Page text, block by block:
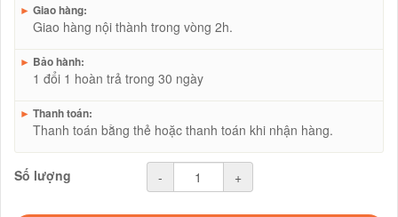
► Giao hàng:
Giao hàng nội thành trong vòng 2h.
► Bảo hành:
1 đổi 1 hoàn trả trong 30 ngày
► Thanh toán:
Thanh toán bằng thẻ hoặc thanh toán khi nhận hàng.
Số lượng - +